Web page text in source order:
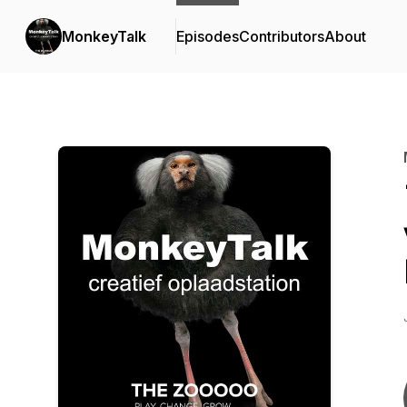
MonkeyTalk EpisodesContributorsAbout